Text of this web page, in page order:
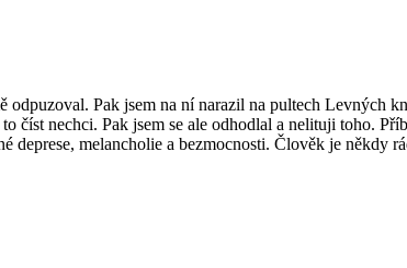
Pak jsem na ní narazil na pultech Levných
nechci. Pak jsem se ale odhodlal a nelituji toho.
deprese, melancholie a bezmocnosti. Člověk je